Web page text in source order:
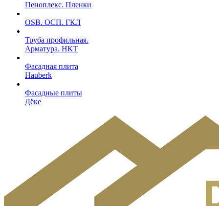
Пеноплекс. Пленки
OSB. ОСП. ГКЛ
Труба профильная.
Арматура. НКТ
Фасадная плита
Hauberk
Фасадные плиты
Дёке